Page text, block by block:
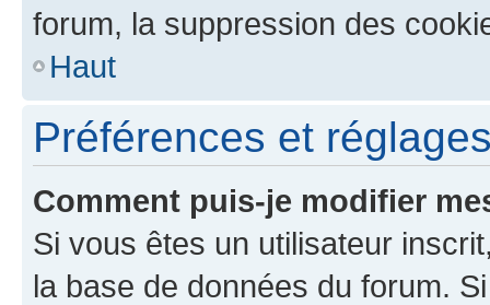
forum, la suppression des
Haut
Préférences et
Comment puis-je modifier
Si vous êtes un utilisateur
la base de données du forum.